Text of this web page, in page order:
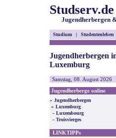
Studserv.de
Jugendherbergen &
Studium | Studentenleben
Jugendherbergen
Luxemburg
Samstag, 08. August 2026
Jugendherberge online
» Jugendherbergen
» Luxemburg
- Luxembourg
- Troisvierges
LINKTIPPs